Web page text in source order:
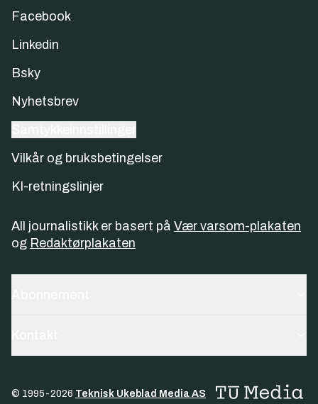
Facebook
Linkedin
Bsky
Nyhetsbrev
Vilkår og bruksbetingelser
KI-retningslinjer
All journalistikk er basert på Vær varsom-plakaten
og Redaktørplakaten
© 1995-2026 Teknisk Ukeblad Media AS